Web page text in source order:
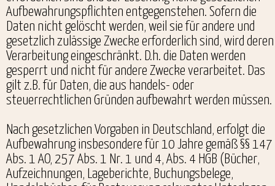
Aufbewahrungspflichten entgegenstehen. Sofern die
Daten nicht gelöscht werden, weil sie für andere und
gesetzlich zulässige Zwecke erforderlich sind, wird deren
Verarbeitung eingeschränkt. D.h. die Daten werden
gesperrt und nicht für andere Zwecke verarbeitet. Das
gilt z.B. für Daten, die aus handels- oder
steuerrechtlichen Gründen aufbewahrt werden müssen.
Nach gesetzlichen Vorgaben in Deutschland, erfolgt die
Aufbewahrung insbesondere für 10 Jahre gemäß §§ 147
Abs. 1 AO, 257 Abs. 1 Nr. 1 und 4, Abs. 4 HGB (Bücher,
Aufzeichnungen, Lageberichte, Buchungsbelege,